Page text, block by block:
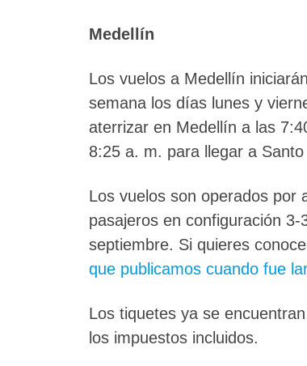
Medellín
Los vuelos a Medellín
semana los días lunes y
aterrizar en Medellín a las
8:25 a. m. para llegar a
Los vuelos son operados por
pasajeros en configuración
septiembre. Si quieres
que publicamos cuando fue
Los tiquetes ya se
los impuestos incluidos.